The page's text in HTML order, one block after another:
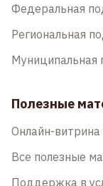
Федеральная
Региональная
Полезные
Онлайн-
Все полезные
Поддержка в